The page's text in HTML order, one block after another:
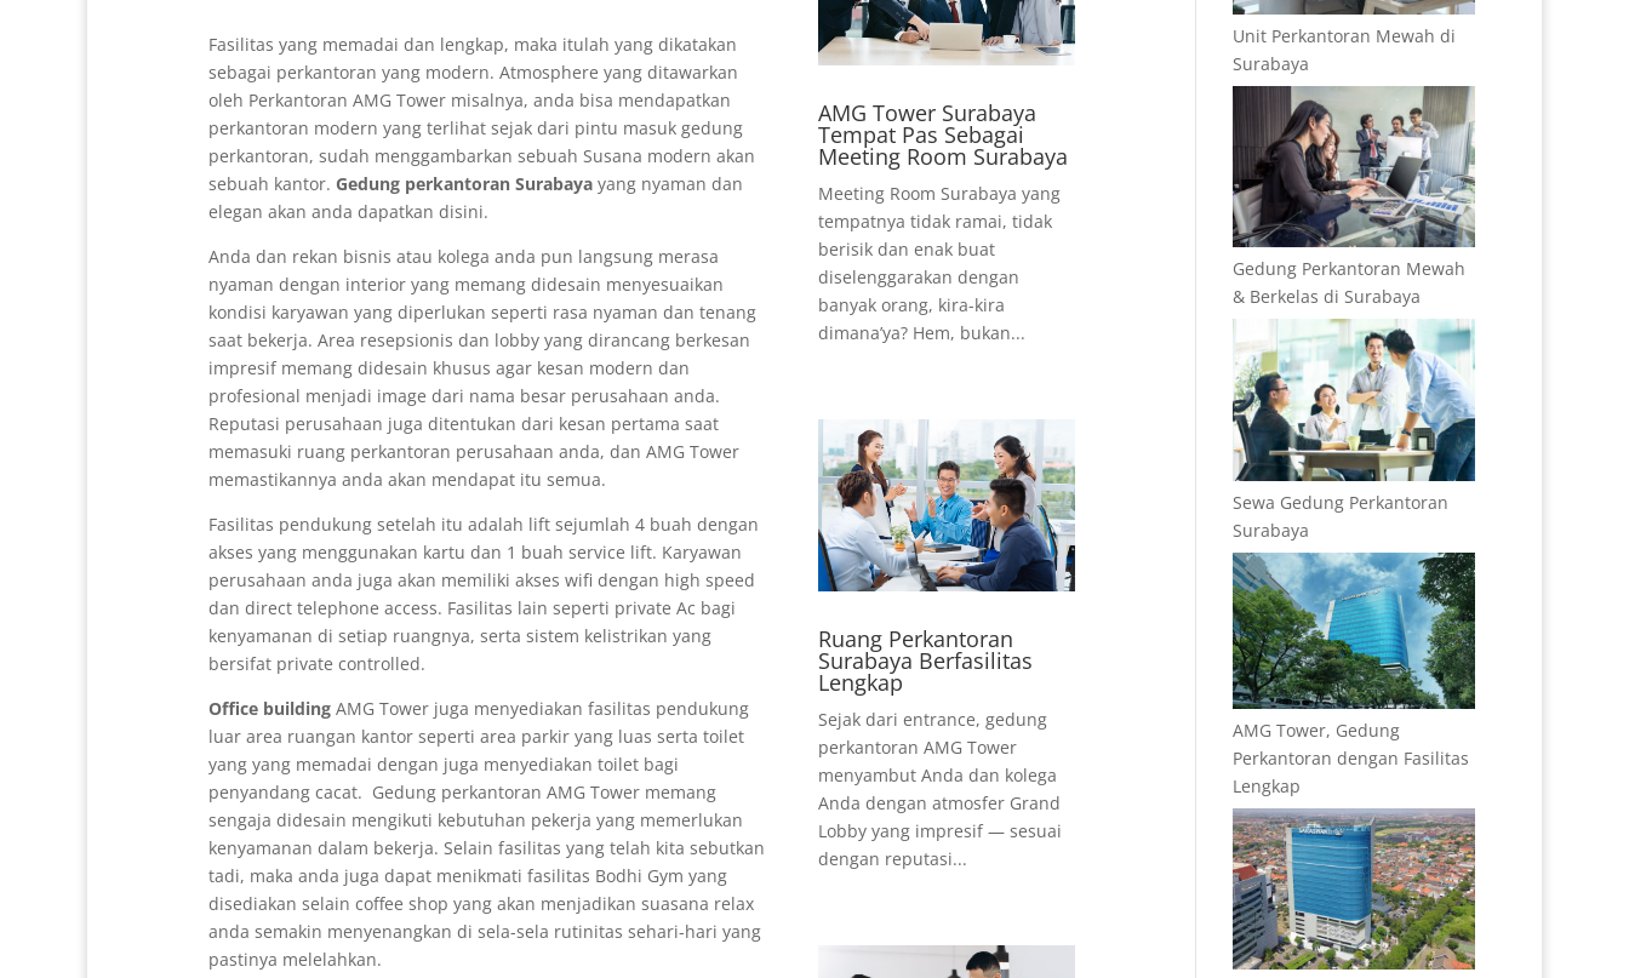
Fasilitas yang memadai dan lengkap, maka itulah yang dikatakan
sebagai perkantoran yang modern. Atmosphere yang ditawarkan
oleh Perkantoran AMG Tower misalnya, anda bisa mendapatkan
perkantoran modern yang terlihat sejak dari pintu masuk gedung
perkantoran, sudah menggambarkan sebuah Susana modern akan
sebuah kantor. Gedung perkantoran Surabaya yang nyaman dan
elegan akan anda dapatkan disini.
Anda dan rekan bisnis atau kolega anda pun langsung merasa
nyaman dengan interior yang memang didesain menyesuaikan
kondisi karyawan yang diperlukan seperti rasa nyaman dan tenang
saat bekerja. Area resepsionis dan lobby yang dirancang berkesan
impresif memang didesain khusus agar kesan modern dan
profesional menjadi image dari nama besar perusahaan anda.
Reputasi perusahaan juga ditentukan dari kesan pertama saat
memasuki ruang perkantoran perusahaan anda, dan AMG Tower
memastikannya anda akan mendapat itu semua.
Fasilitas pendukung setelah itu adalah lift sejumlah 4 buah dengan
akses yang menggunakan kartu dan 1 buah service lift. Karyawan
perusahaan anda juga akan memiliki akses wifi dengan high speed
dan direct telephone access. Fasilitas lain seperti private Ac bagi
kenyamanan di setiap ruangnya, serta sistem kelistrikan yang
bersifat private controlled.
Office buildingAMG Tower juga menyediakan fasilitas pendukung
luar area ruangan kantor seperti area parkir yang luas serta toilet
yang yang memadai dengan juga menyediakan toilet bagi
penyandang cacat. Gedung perkantoran AMG Tower memang
sengaja didesain mengikuti kebutuhan pekerja yang memerlukan
kenyamanan dalam bekerja. Selain fasilitas yang telah kita sebutkan
tadi, maka anda juga dapat menikmati fasilitas Bodhi Gym yang
disediakan selain coffee shop yang akan menjadikan suasana relax
anda semakin menyenangkan di sela-sela rutinitas sehari-hari yang
pastinya melelahkan.
AMG Tower Surabaya
Tempat Pas Sebagai
Meeting Room Surabaya
Meeting Room Surabaya yang
tempatnya tidak ramai, tidak
berisik dan enak buat
diselenggarakan dengan
banyak orang, kira-kira
dimana’ya? Hem, bukan...
Ruang Perkantoran
Surabaya Berfasilitas
Lengkap
Sejak dari entrance, gedung
perkantoran AMG Tower
menyambut Anda dan kolega
Anda dengan atmosfer Grand
Lobby yang impresif — sesuai
dengan reputasi...
Unit Perkantoran Mewah di
Surabaya
Gedung Perkantoran Mewah
& Berkelas di Surabaya
Sewa Gedung Perkantoran
Surabaya
AMG Tower, Gedung
Perkantoran dengan Fasilitas
Lengkap